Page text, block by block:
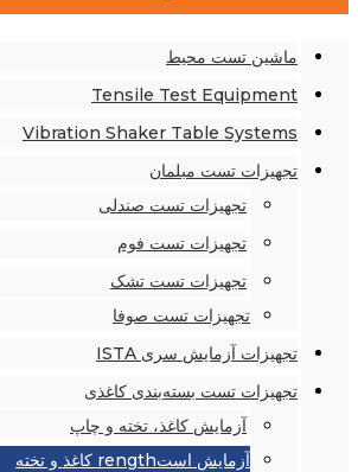
ماشین تست محیط
Tensile Test Equipment
Vibration Shaker Table Systems
تجهیزات تست مبلمان
تجهیزات تست صندلی
تجهیزات تست فوم
تجهیزات تست تشک
تجهیزات تست صوفا
تجهیزات آزمایش سری ISTA
تجهیزات تست بسته‌بندی کاغذی
آزمایش کاغذ، تخته و چاپ
آزمایش استrength کاغذ و تخته